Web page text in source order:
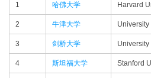
1 哈佛大学 Harvard
2 牛津大学 University
3 剑桥大学
4 斯坦福大学 Stanford